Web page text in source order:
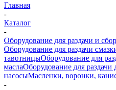
Главная
-
Каталог
-
Оборудование для раздачи и
Оборудование для раздачи
тавотницыОборудование для
маслаОборудование для раздачи
насосыМасленки, воронки,
-